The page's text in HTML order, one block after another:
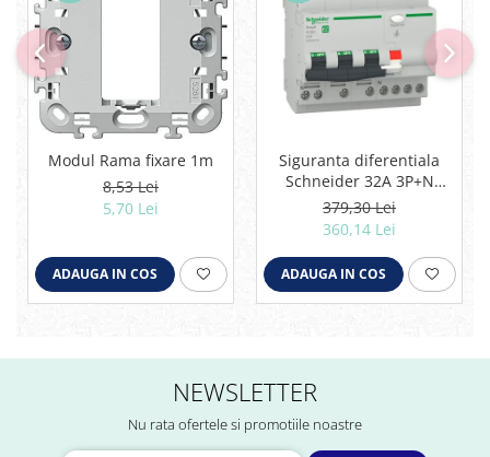
Modul Rama fixare 1m
8,53 Lei
5,70 Lei
ADAUGA IN COS
Siguranta diferentiala
Schneider 32A 3P+N
30mA curba C tipAC 4,5kA
RCBO Easy9 EZ9D32732
379,30 Lei
360,14 Lei
ADAUGA IN COS
NEWSLETTER
Nu rata ofertele si promotiile noastre